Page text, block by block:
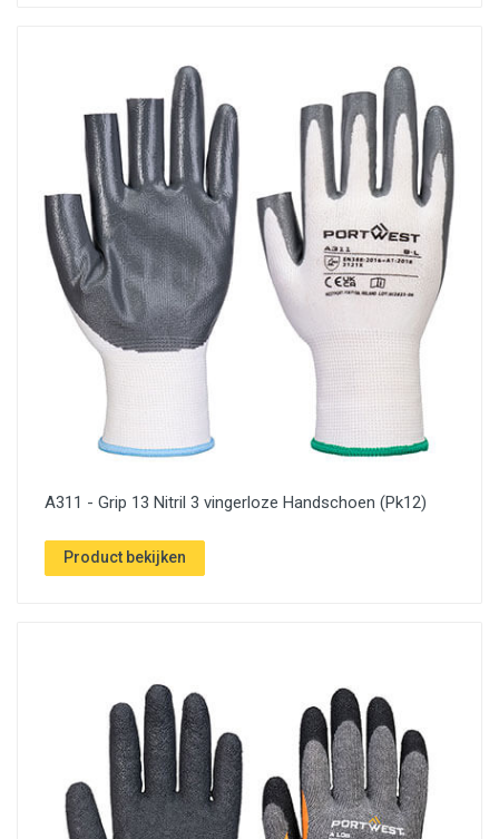
A311 - Grip 13 Nitril 3 vingerloze Handschoen (Pk12)
Product bekijken